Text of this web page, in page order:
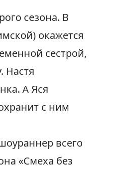
сезона. В
окажется
сестрой,
Настя
А Яся
с ним
всего
«Смеха без